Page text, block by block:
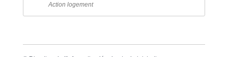
Action logement